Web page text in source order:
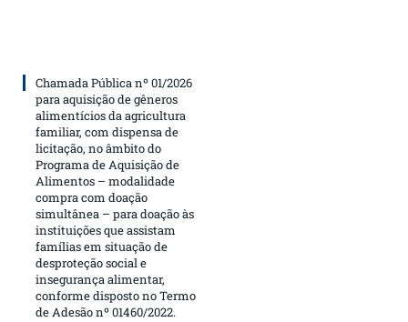
Chamada Pública nº 01/2026
para aquisição de gêneros
alimentícios da agricultura
familiar, com dispensa de
licitação, no âmbito do
Programa de Aquisição de
Alimentos – modalidade
compra com doação
simultânea – para doação às
instituições que assistam
famílias em situação de
desproteção social e
insegurança alimentar,
conforme disposto no Termo
de Adesão nº 01460/2022.